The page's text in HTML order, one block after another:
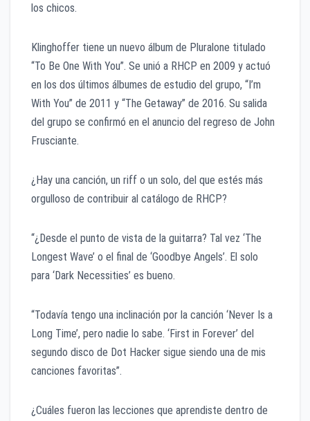
los chicos.
Klinghoffer tiene un nuevo álbum de Pluralone titulado
“To Be One With You”. Se unió a RHCP en 2009 y actuó
en los dos últimos álbumes de estudio del grupo, “I’m
With You” de 2011 y “The Getaway” de 2016. Su salida
del grupo se confirmó en el anuncio del regreso de John
Frusciante.
¿Hay una canción, un riff o un solo, del que estés más
orgulloso de contribuir al catálogo de RHCP?
“¿Desde el punto de vista de la guitarra? Tal vez ‘The
Longest Wave’ o el final de ‘Goodbye Angels’. El solo
para ‘Dark Necessities’ es bueno.
“Todavía tengo una inclinación por la canción ‘Never Is a
Long Time’, pero nadie lo sabe. ‘First in Forever’ del
segundo disco de Dot Hacker sigue siendo una de mis
canciones favoritas”.
¿Cuáles fueron las lecciones que aprendiste dentro de